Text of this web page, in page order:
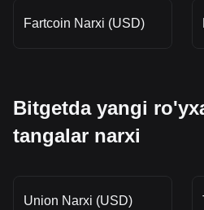
Fartcoin Narxi (USD)
Bitgetda yangi
tangalar narxi
Union Narxi (USD)